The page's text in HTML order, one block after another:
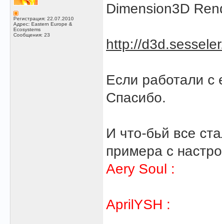
Регистрация: 22.07.2010
Адрес: Eastern Europe &
Ecosystems
Сообщения: 23
Dimension3D
http://
Если работали с
Спасибо.
И что-бьй все
примера с
Aery Soul :
AprilYSH :